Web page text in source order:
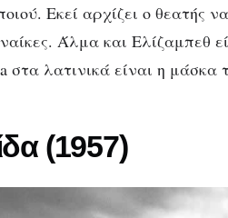
Εκεί αρχίζει ο θεατής
Άλμα και Ελίζαμπεθ
στα λατινικά είναι η μάσκα
(1957)